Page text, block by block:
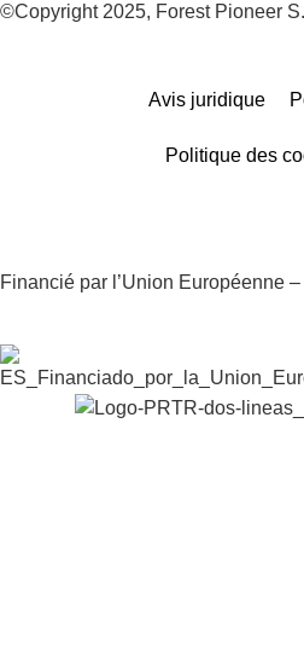
©Copyright 2025, Forest Pioneer
Avis juridique
Politique des
Financié par l’Union Européenne